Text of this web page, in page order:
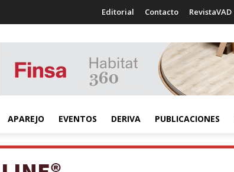
Editorial Contacto RevistaVAD
APAREJO EVENTOS DERIVA PUBLICACIONES